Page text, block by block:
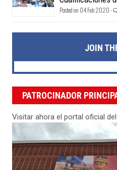
Posted on 04 Feb 2020 -
JOIN
PATROCINADOR
Visitar ahora el portal oficial del